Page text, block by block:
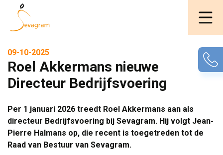
09-10-2025
Roel Akkermans nieuwe
Directeur Bedrijfsvoering
Per 1 januari 2026 treedt Roel Akkermans aan als
directeur Bedrijfsvoering bij Sevagram. Hij volgt Jean-
Pierre Halmans op, die recent is toegetreden tot de
Raad van Bestuur van Sevagram.